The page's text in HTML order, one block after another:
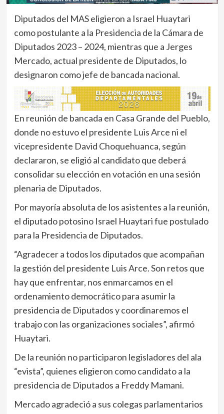
Diputados del MAS eligieron a Israel Huaytari
como postulante a la Presidencia de la Cámara de
Diputados 2023 – 2024, mientras que a Jerges
Mercado, actual presidente de Diputados, lo
designaron como jefe de bancada nacional.
En reunión de bancada en Casa Grande del Pueblo,
donde no estuvo el presidente Luis Arce ni el
vicepresidente David Choquehuanca, según
declararon, se eligió al candidato que deberá
consolidar su elección en votación en una sesión
plenaria de Diputados.
Por mayoría absoluta de los asistentes a la reunión,
el diputado potosino Israel Huaytari fue postulado
para la Presidencia de Diputados.
“Agradecer a todos los diputados que acompañan
la gestión del presidente Luis Arce. Son retos que
hay que enfrentar, nos enmarcamos en el
ordenamiento democrático para asumir la
presidencia de Diputados y coordinaremos el
trabajo con las organizaciones sociales”, afirmó
Huaytari.
De la reunión no participaron legisladores del ala
“evista”, quienes eligieron como candidato a la
presidencia de Diputados a Freddy Mamani.
Mercado agradeció a sus colegas parlamentarios